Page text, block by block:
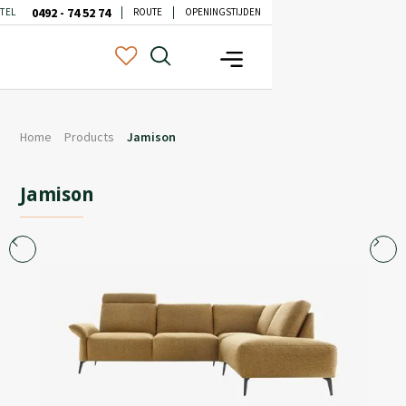
TEL 0492 - 74 52 74 ROUTE OPENINGSTIJDEN
Home Products Jamison
Jamison